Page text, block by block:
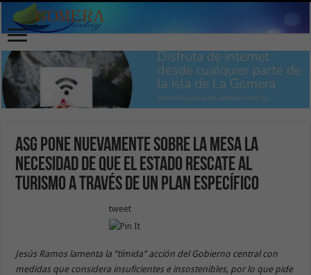
ASG pone nuevamente sobre la mesa la
necesidad de que el Estado rescate al
turismo a través de un plan específico
tweet
Jesús Ramos lamenta la “tímida” acción del Gobierno central con
medidas que considera insuficientes e insostenibles, por lo que pide